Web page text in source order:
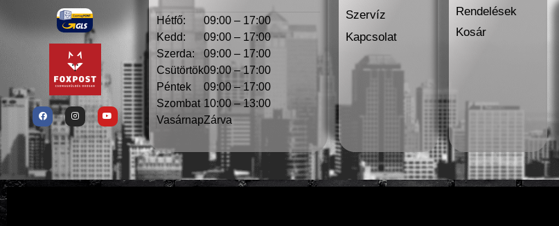
Hétfő:
09:00 – 17:00
Kedd:
09:00 – 17:00
Szerda:
09:00 – 17:00
Csütörtök09:00 – 17:00
Péntek
09:00 – 17:00
Szombat 10:00 – 13:00
VasárnapZárva
Szervíz
Kapcsolat
Rendelések
Kosár